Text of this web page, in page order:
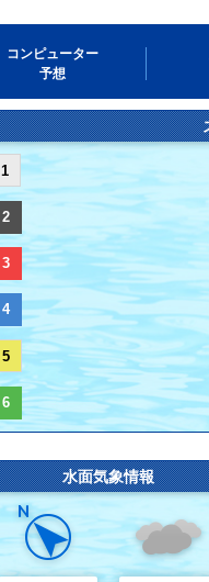
コンピューター
予想
1
2
3
4
5
6
水面気象情報